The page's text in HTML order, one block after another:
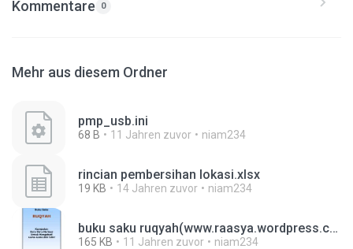
Kommentare 0
Mehr aus diesem Ordner
pmp_usb.ini
68 B 11 Jahren zuvor niam234
rincian pembersihan lokasi.xlsx
19 KB 14 Jahren zuvor niam234
buku saku ruqyah(www.raasya.wordpress.com).pdf
165 KB 11 Jahren zuvor niam234